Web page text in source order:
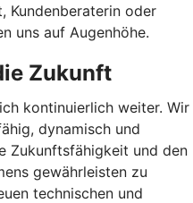
Kundenberaterin oder
uns auf Augenhöhe.
Zukunft
kontinuierlich weiter. Wir
dynamisch und
Zukunftsfähigkeit und den
gewährleisten zu
technischen und